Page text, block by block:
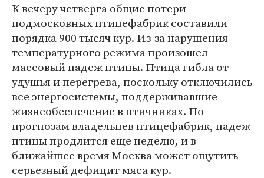
К вечеру четверга общие потери
подмосковных птицефабрик составили
порядка 900 тысяч кур. Из-за нарушения
температурного режима произошел
массовый падеж птицы. Птица гибла от
удушья и перегрева, поскольку отключились
все энергосистемы, поддерживавшие
жизнеобеспечение в птичниках. По
прогнозам владельцев птицефабрик, падеж
птицы продлится еще неделю, и в
ближайшее время Москва может ощутить
серьезный дефицит мяса кур.